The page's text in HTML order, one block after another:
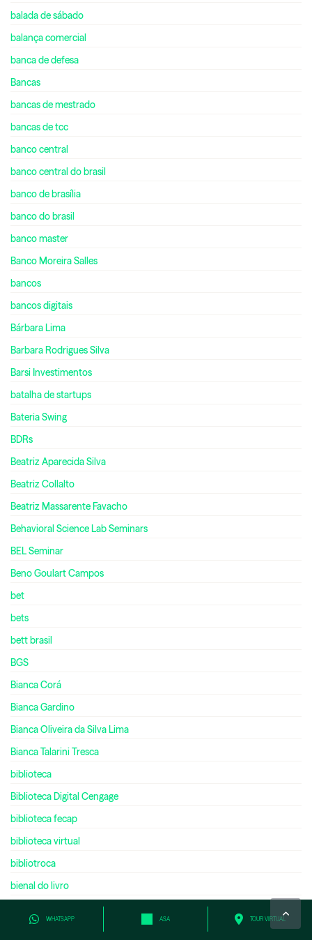
WHATSAPP ASA TOUR VIRTUAL
balada de sábado
balança comercial
banca de defesa
Bancas
bancas de mestrado
bancas de tcc
banco central
banco central do brasil
banco de brasília
banco do brasil
banco master
Banco Moreira Salles
bancos
bancos digitais
Bárbara Lima
Barbara Rodrigues Silva
Barsi Investimentos
batalha de startups
Bateria Swing
BDRs
Beatriz Aparecida Silva
Beatriz Collalto
Beatriz Massarente Favacho
Behavioral Science Lab Seminars
BEL Seminar
Beno Goulart Campos
bet
bets
bett brasil
BGS
Bianca Corá
Bianca Gardino
Bianca Oliveira da Silva Lima
Bianca Talarini Tresca
biblioteca
Biblioteca Digital Cengage
biblioteca fecap
biblioteca virtual
bibliotroca
bienal do livro